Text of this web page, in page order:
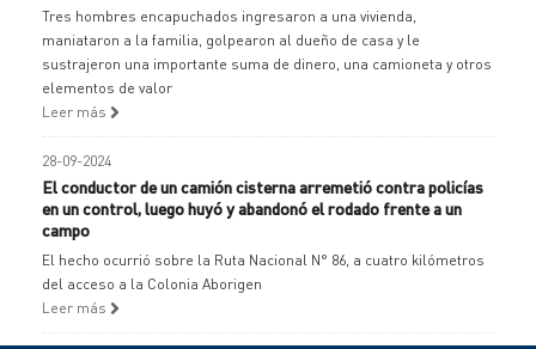
Tres hombres encapuchados ingresaron a una vivienda,
maniataron a la familia, golpearon al dueño de casa y le
sustrajeron una importante suma de dinero, una camioneta y otros
elementos de valor
Leer más
28-09-2024
El conductor de un camión cisterna arremetió contra policías
en un control, luego huyó y abandonó el rodado frente a un
campo
El hecho ocurrió sobre la Ruta Nacional N° 86, a cuatro kilómetros
del acceso a la Colonia Aborigen
Leer más